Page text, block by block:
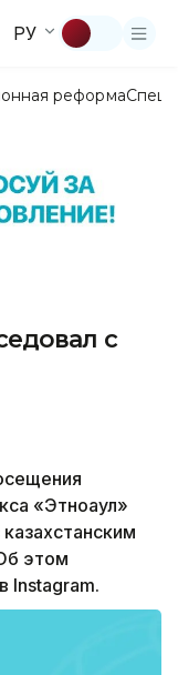
РУ
реформа
с
«Этноаул»
этом
Instagram.